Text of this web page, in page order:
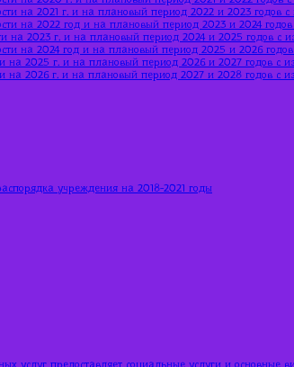
на 2021 г. и на плановый период 2022 и 2023 годов
на 2022 год и на плановый период 2023 и 2024
на 2023 г. и на плановый период 2024 и 2025 годов с
на 2024 год и на плановый период 2025 и 2026
на 2025 г. и на плановый период 2026 и 2027 годов с
на 2026 г. и на плановый период 2027 и 2028 годов с
учреждения на 2018-2021 годы
услуг предоставляет социальные услуги и основные